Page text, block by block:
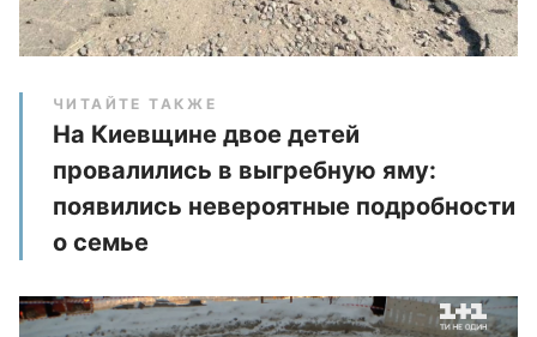
ЧИТАЙТЕ ТАКЖЕ
На Киевщине двое детей
провалились в выгребную яму:
появились невероятные подробности
о семье